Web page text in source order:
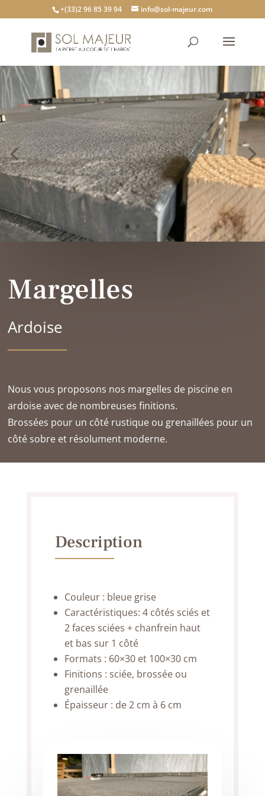
+(33)2 96 85 39 94 info@sol-majeur.com
Margelles
Ardoise
Nous vous proposons nos margelles de piscine en
ardoise avec de nombreuses finitions.
Brossées pour un côté rustique ou grenaillées pour un
côté sobre et résolument moderne.
Description
Couleur : bleue grise
Caractéristiques: 4 côtés sciés et
2 faces sciées + chanfrein haut
et bas sur 1 côté
Formats : 60×30 et 100×30 cm
Finitions : sciée, brossée ou
grenaillée
Épaisseur : de 2 cm à 6 cm